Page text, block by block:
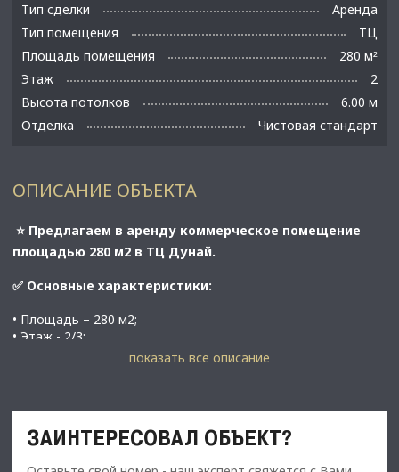
Тип сделки
Аренда
Тип помещения
ТЦ
Площадь помещения
280 м²
Этаж
2
Высота потолков
6.00 м
Отделка
Чистовая стандарт
ОПИСАНИЕ ОБЪЕКТА
⭐️ Предлагаем в аренду коммерческое помещение
площадью 280 м2 в ТЦ Дунай.
✅ Основные характеристики:
• Площадь – 280 м2;
• Этаж - 2/3;
• Объект – коммерческое помещение (кафе);
• Арендная ставка – 560.000 руб./мес.;
показать все описание
ЗАИНТЕРЕСОВАЛ ОБЪЕКТ?